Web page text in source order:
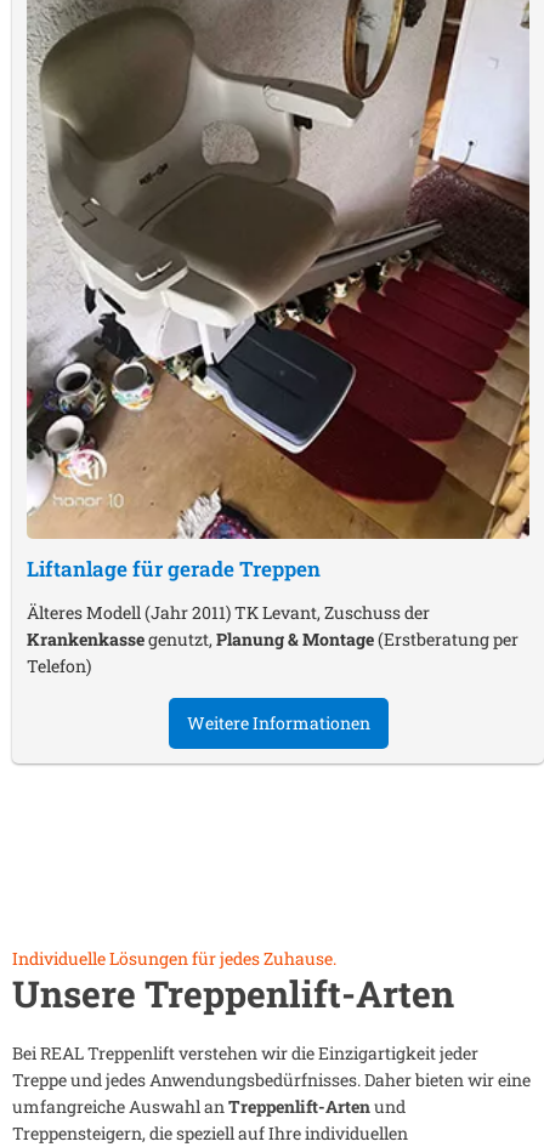
Liftanlage für gerade Treppen
Älteres Modell (Jahr 2011) TK Levant, Zuschuss der
Krankenkassegenutzt,Planung & Montage(Erstberatung per
Telefon)
Weitere Informationen
Individuelle Lösungen für jedes Zuhause.
Unsere Treppenlift-Arten
Bei REAL Treppenlift verstehen wir die Einzigartigkeit jeder
Treppe und jedes Anwendungsbedürfnisses. Daher bieten wir eine
umfangreiche Auswahl anTreppenlift-Artenund
Treppensteigern, die speziell auf Ihre individuellen